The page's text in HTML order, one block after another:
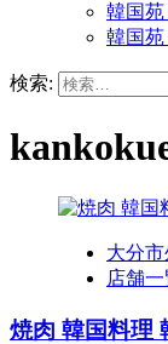
韓国
韓国
検索:
大分
店舗一
焼肉 韓国料理